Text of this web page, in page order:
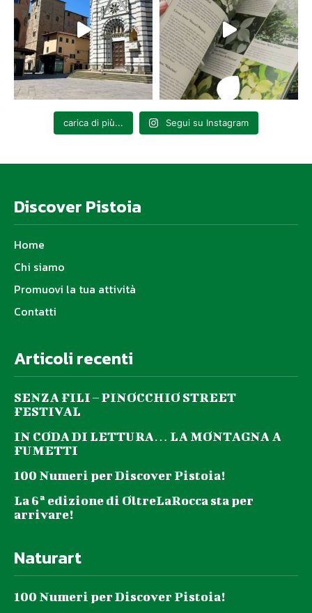
carica di più... Segui su Instagram
Discover Pistoia
Home
Chi siamo
Promuovi la tua attività
Contatti
Articoli recenti
SENZA FILI – PINOCCHIO STREET
FESTIVAL
IN CODA DI LETTURA… LA MONTAGNA A
FUMETTI
100 Numeri per Discover Pistoia!
La 6ª edizione di OltreLaRocca sta per
arrivare!
Naturart
100 Numeri per Discover Pistoia!